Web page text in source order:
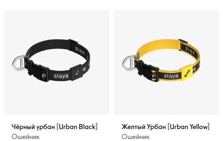
Чёрный урбан [Urban Black]
Ошейник
Желтый Урбан [Urban Yellow]
Ошейник